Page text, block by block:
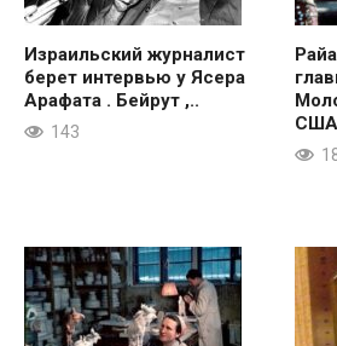
Израильский журналист
берет интервью у Ясера
Арафата . Бейрут ,..
143
США